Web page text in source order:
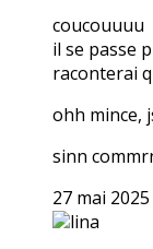
coucouuuu
il se passe
raconterai
ohh mince,
sinn
27 mai
lina